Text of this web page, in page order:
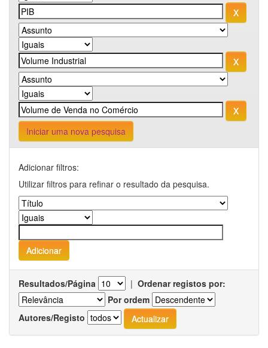
Iniciar uma nova pesquisa
Adicionar filtros:
Utilizar filtros para refinar o resultado da pesquisa.
Resultados/Página | Ordenar registos por:
Por ordem
Autores/Registo